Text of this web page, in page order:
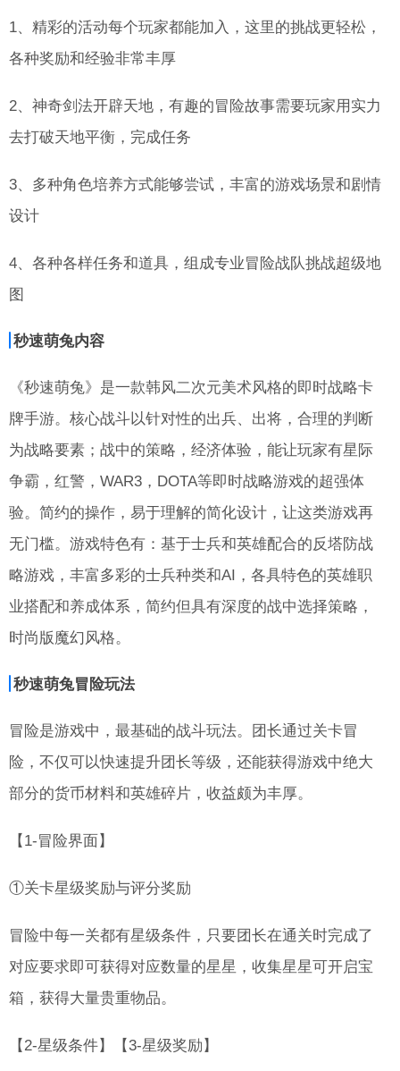
1、精彩的活动每个玩家都能加入，这里的挑战更轻松，
各种奖励和经验非常丰厚
2、神奇剑法开辟天地，有趣的冒险故事需要玩家用实力
去打破天地平衡，完成任务
3、多种角色培养方式能够尝试，丰富的游戏场景和剧情
设计
4、各种各样任务和道具，组成专业冒险战队挑战超级地
图
秒速萌兔内容
《秒速萌兔》是一款韩风二次元美术风格的即时战略卡
牌手游。核心战斗以针对性的出兵、出将，合理的判断
为战略要素；战中的策略，经济体验，能让玩家有星际
争霸，红警，WAR3，DOTA等即时战略游戏的超强体
验。简约的操作，易于理解的简化设计，让这类游戏再
无门槛。游戏特色有：基于士兵和英雄配合的反塔防战
略游戏，丰富多彩的士兵种类和AI，各具特色的英雄职
业搭配和养成体系，简约但具有深度的战中选择策略，
时尚版魔幻风格。
秒速萌兔冒险玩法
冒险是游戏中，最基础的战斗玩法。团长通过关卡冒
险，不仅可以快速提升团长等级，还能获得游戏中绝大
部分的货币材料和英雄碎片，收益颇为丰厚。
【1-冒险界面】
①关卡星级奖励与评分奖励
冒险中每一关都有星级条件，只要团长在通关时完成了
对应要求即可获得对应数量的星星，收集星星可开启宝
箱，获得大量贵重物品。
【2-星级条件】【3-星级奖励】